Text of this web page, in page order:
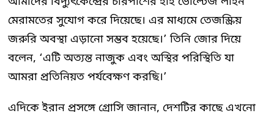
মেরামতের সুযোগ করে দিয়েছে। এর মাধ্যমে তেজস্ক্রিয়
জরুরি অবস্থা এড়ানো সম্ভব হয়েছে।’ তিনি জোর দিয়ে
বলেন, ‘এটি অত্যন্ত নাজুক এবং অস্থির পরিস্থিতি যা
আমরা প্রতিনিয়ত পর্যবেক্ষণ করছি।’
এদিকে ইরান প্রসঙ্গে গ্রোসি জানান, দেশটির কাছে এখনো